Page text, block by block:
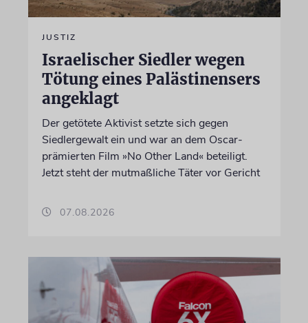
JUSTIZ
Israelischer Siedler wegen
Tötung eines Palästinensers
angeklagt
Der getötete Aktivist setzte sich gegen
Siedlergewalt ein und war an dem Oscar-
prämierten Film »No Other Land« beteiligt.
Jetzt steht der mutmaßliche Täter vor Gericht
07.08.2026